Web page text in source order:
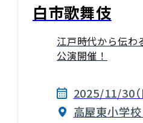
白市歌舞伎
江戸時代から伝わ
公演開催！
2025/11/30（
高屋東小学